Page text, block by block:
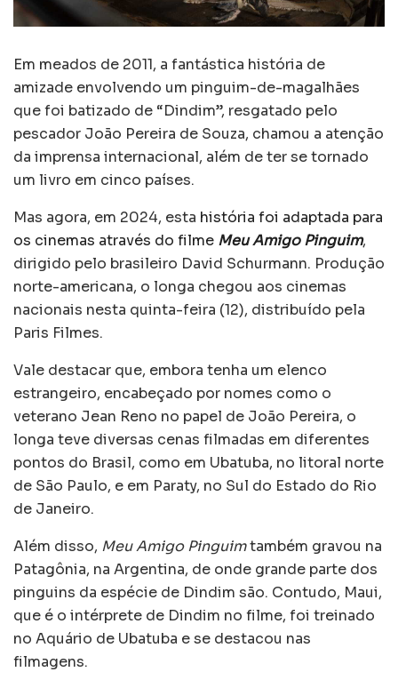
Em meados de 2011, a fantástica história de
amizade envolvendo um pinguim-de-magalhães
que foi batizado de “Dindim”, resgatado pelo
pescador João Pereira de Souza, chamou a atenção
da imprensa internacional, além de ter se tornado
um livro em cinco países.
Mas agora, em 2024, esta história foi adaptada para
os cinemas através do filme Meu Amigo Pinguim,
dirigido pelo brasileiro David Schurmann. Produção
norte-americana, o longa chegou aos cinemas
nacionais nesta quinta-feira (12), distribuído pela
Paris Filmes.
Vale destacar que, embora tenha um elenco
estrangeiro, encabeçado por nomes como o
veterano Jean Reno no papel de João Pereira, o
longa teve diversas cenas filmadas em diferentes
pontos do Brasil, como em Ubatuba, no litoral norte
de São Paulo, e em Paraty, no Sul do Estado do Rio
de Janeiro.
Além disso, Meu Amigo Pinguimtambém gravou na
Patagônia, na Argentina, de onde grande parte dos
pinguins da espécie de Dindim são. Contudo, Maui,
que é o intérprete de Dindim no filme, foi treinado
no Aquário de Ubatuba e se destacou nas
filmagens.